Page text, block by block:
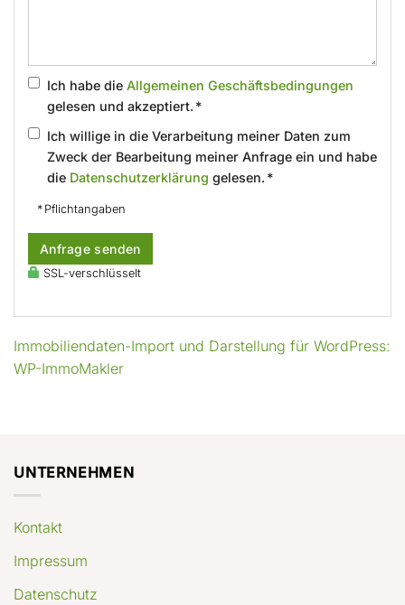
Ich habe die Allgemeinen Geschäftsbedingungen
gelesen und akzeptiert. *
Ich willige in die Verarbeitung meiner Daten zum
Zweck der Bearbeitung meiner Anfrage ein und habe
die Datenschutzerklärung gelesen. *
* Pflichtangaben
Anfrage senden
SSL-verschlüsselt
Immobiliendaten-Import und Darstellung für WordPress:
WP-ImmoMakler
UNTERNEHMEN
Kontakt
Impressum
Datenschutz